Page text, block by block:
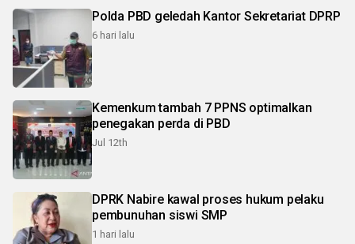
Polda PBD geledah Kantor Sekretariat DPRP
6 hari lalu
Kemenkum tambah 7 PPNS optimalkan
penegakan perda di PBD
Jul 12th
DPRK Nabire kawal proses hukum pelaku
pembunuhan siswi SMP
1 hari lalu